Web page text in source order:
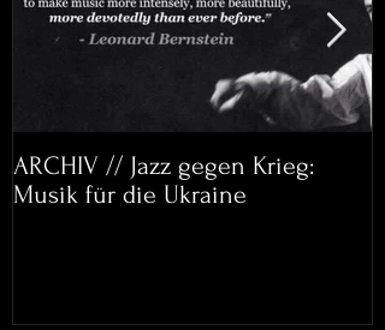
ARCHIV // Jazz gegen Krieg:
Musik für die Ukraine